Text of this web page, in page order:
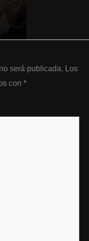
será publicada. Los
con *